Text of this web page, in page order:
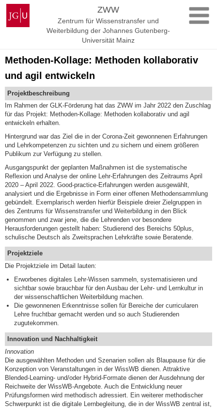
Zum
Inhalt
springen
Johannes
Gutenberg-
Universität
ZWW
Zentrum für Wissenstransfer und
Weiterbildung der Johannes Gutenberg-
Universität Mainz
Methoden-Kollage: Methoden kollaborativ
und agil entwickeln
Projektbeschreibung
Im Rahmen der GLK-Förderung hat das ZWW im Jahr 2022 den Zuschlag
für das Projekt: Methoden-Kollage: Methoden kollaborativ und agil
entwickeln erhalten.
Hintergrund war das Ziel die in der Corona-Zeit gewonnenen Erfahrungen
und Lehrkompetenzen zu sichten und zu sichern und einem größeren
Publikum zur Verfügung zu stellen.
Ausgangspunkt der geplanten Maßnahmen ist die systematische
Reflexion und Analyse der online Lehr-Erfahrungen des Zeitraums April
2020 – April 2022. Good-practice-Erfahrungen werden ausgewählt,
analysiert und die Ergebnisse in Form einer offenen Methodensammlung
gebündelt. Exemplarisch werden hierfür Beispiele dreier Zielgruppen in
des Zentrums für Wissenstransfer und Weiterbildung in den Blick
genommen und zwar jene, die die Lehrenden vor besondere
Herausforderungen gestellt haben: Studierend des Bereichs 50plus,
schulische Deutsch als Zweitsprachen Lehrkräfte sowie Beratende.
Projektziele
Die Projektziele im Detail lauten:
Erworbenes digitales Lehr-Wissen sammeln, systematisieren und
sichtbar sowie brauchbar für den Ausbau der Lehr- und Lernkultur in
der wissenschaftlichen Weiterbildung machen.
Die gewonnenen Erkenntnisse sollen für Bereiche der curricularen
Lehre fruchtbar gemacht werden und so auch Studierenden
zugutekommen.
Innovation und Nachhaltigkeit
Innovation
Die ausgewählten Methoden und Szenarien sollen als Blaupause für die
Konzeption von Veranstaltungen in der WissWB dienen. Attraktive
Blended-Learning- und/oder Hybrid-Formate dienen der Ausdehnung der
Reichweite der WissWB-Angebote. Auch die Entwicklung neuer
Prüfungsformen wird methodisch adressiert. Ein weiterer methodischer
Schwerpunkt ist die digitale Lernbegleitung, die in der WissWB zentral ist,